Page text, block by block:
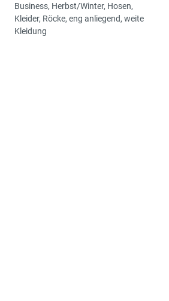
Business, Herbst/Winter, Hosen,
Kleider, Röcke, eng anliegend, weite
Kleidung